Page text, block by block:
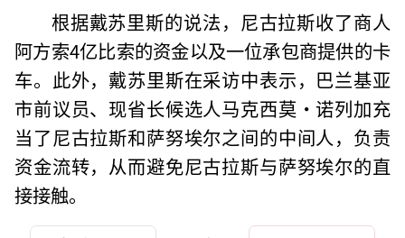
根据戴苏里斯的说法，尼古拉斯收了商人
阿方索4亿比索的资金以及一位承包商提供的卡
车。此外，戴苏里斯在采访中表示，巴兰基亚
市前议员、现省长候选人马克西莫·诺列加充
当了尼古拉斯和萨努埃尔之间的中间人，负责
资金流转，从而避免尼古拉斯与萨努埃尔的直
接接触。